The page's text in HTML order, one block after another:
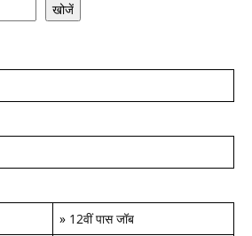
खोजें
» 12वीं पास जॉब